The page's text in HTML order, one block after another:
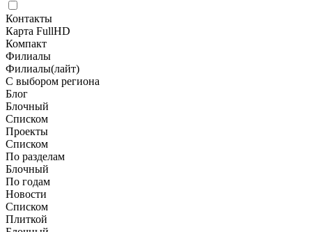
Контакты
Карта FullHD
Компакт
Филиалы
Филиалы(лайт)
С выбором региона
Блог
Блочный
Списком
Проекты
Списком
По разделам
Блочный
По годам
Новости
Списком
Плиткой